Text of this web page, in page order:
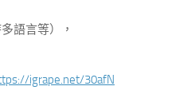
語言等），
igrape.net/30afN